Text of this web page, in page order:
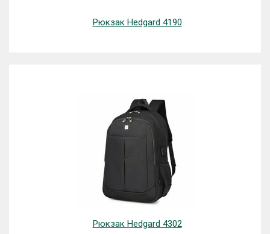
Рюкзак Hedgard 4190
Рюкзак Hedgard 4302